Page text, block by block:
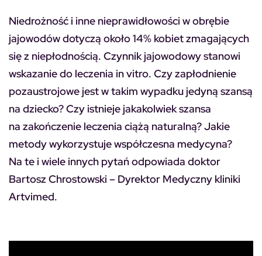
Niedrożność i inne nieprawidłowości w obrębie
jajowodów dotyczą około 14% kobiet zmagających
się z niepłodnością. Czynnik jajowodowy stanowi
wskazanie do leczenia in vitro. Czy zapłodnienie
pozaustrojowe jest w takim wypadku jedyną szansą
na dziecko? Czy istnieje jakakolwiek szansa
na zakończenie leczenia ciążą naturalną? Jakie
metody wykorzystuje współczesna medycyna?
Na te i wiele innych pytań odpowiada doktor
Bartosz Chrostowski – Dyrektor Medyczny kliniki
Artvimed.